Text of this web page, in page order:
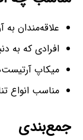
علاقه‌مندان به
افرادی که به
میکاپ
مناسب انواع
جمع‌بندی